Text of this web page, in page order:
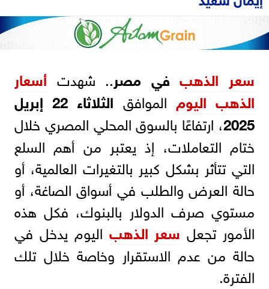
سعر الذهبفي مصر.. شهدت أسعار
الذهب اليوم الموافق
الثلاثاء 22 إبريل
2025، ارتفاعًا بالسوق المحلي المصري خلال
ختام التعاملات، إذ يعتبر من أهم السلع
التي تتأثر بشكل كبير بالتغيرات العالمية، أو
حالة العرض والطلب في أسواق الصاغة، أو
مستوي صرف الدولار بالبنوك، فكل هذه
الأمور تجعل سعر الذهب اليوم يدخل في
حالة من عدم الاستقرار وخاصة خلال تلك
الفترة.